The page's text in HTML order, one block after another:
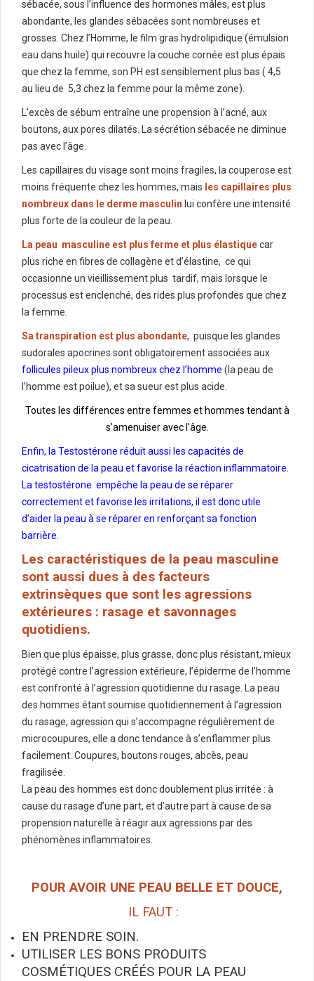
sébacée, sous l’influence des hormones mâles, est plus
abondante, les glandes sébacées sont nombreuses et
grosses. Chez l’Homme, le film gras hydrolipidique (émulsion
eau dans huile) qui recouvre la couche cornée est plus épais
que chez la femme, son PH est sensiblement plus bas ( 4,5
au lieu de 5,3 chez la femme pour la même zone).
L’excès de sébum entraîne une propension à l’acné, aux
boutons, aux pores dilatés. La sécrétion sébacée ne diminue
pas avec l’âge.
Les capillaires du visage sont moins fragiles, la couperose est
moins fréquente chez les hommes, mais les capillaires plus
nombreux dans le derme masculin lui confère une intensité
plus forte de la couleur de la peau.
La peau masculine est plus ferme et plus élastiquecar
plus riche en fibres de collagène et d’élastine, ce qui
occasionne un vieillissement plus tardif, mais lorsque le
processus est enclenché, des rides plus profondes que chez
la femme.
Sa transpiration est plus abondante, puisque les glandes
sudorales apocrines sont obligatoirement associées aux
follicules pileux plus nombreux chez l’homme (la peau de
l’homme est poilue), et sa sueur est plus acide.
Toutes les différences entre femmes et hommes tendant à
s’amenuiser avec l’âge.
Enfin, la Testostérone réduit aussi les capacités de
cicatrisation de la peau et favorise la réaction inflammatoire.
La testostérone empêche la peau de se réparer
correctement et favorise les irritations, il est donc utile
d’aider la peau à se réparer en renforçant sa fonction
barrière.
Les caractéristiques de la peau masculine
sont aussi dues à des facteurs
extrinsèques que sont les agressions
extérieures : rasage et savonnages
quotidiens.
Bien que plus épaisse, plus grasse, donc plus résistant, mieux
protégé contre l’agression extérieure, l’épiderme de l’homme
est confronté à l’agression quotidienne du rasage. La peau
des hommes étant soumise quotidiennement à l’agression
du rasage, agression qui s’accompagne régulièrement de
microcoupures, elle a donc tendance à s’enflammer plus
facilement. Coupures, boutons rouges, abcès, peau
fragilisée.
La peau des hommes est donc doublement plus irritée : à
cause du rasage d’une part, et d’autre part à cause de sa
propension naturelle à réagir aux agressions par des
phénomènes inflammatoires.
POUR AVOIR UNE PEAU BELLE ET DOUCE,
IL FAUT :
EN PRENDRE SOIN.
UTILISER LES BONS PRODUITS
COSMÉTIQUES CRÉÉS POUR LA PEAU